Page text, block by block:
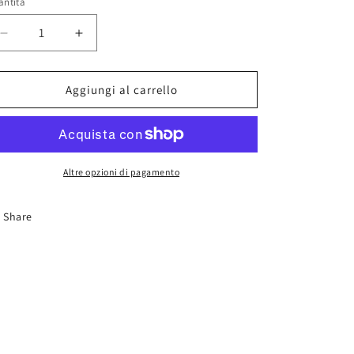
Diminuisci
quantità
per
1224
Aumenta
quantità
per
AK
1224
Desert
Aggiungi al carrello
Altre opzioni di pagamento
Share